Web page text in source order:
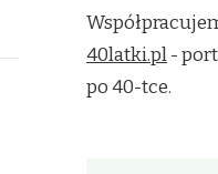
40latki.pl-
po 40-tce.